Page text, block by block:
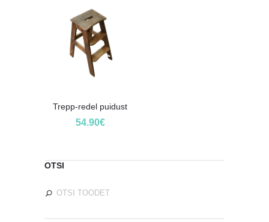
Trepp-redel puidust
54.90€
OTSI